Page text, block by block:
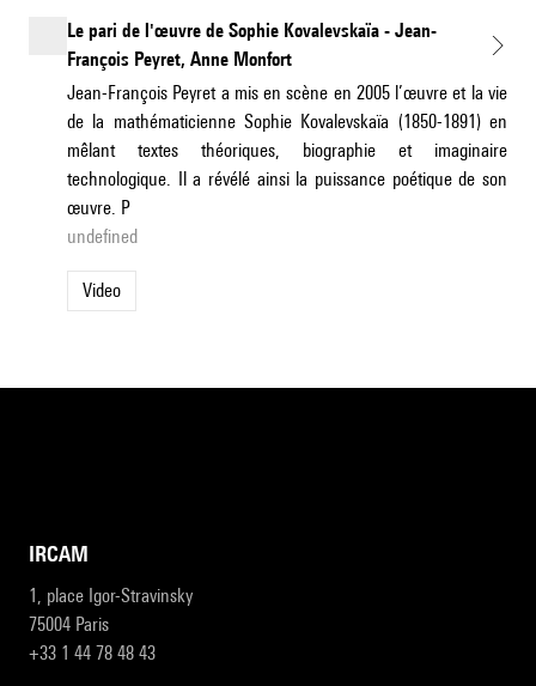
Le pari de l'œuvre de Sophie Kovalevskaïa - Jean-
François Peyret, Anne Monfort
Jean-François Peyret a mis en scène en 2005 l’œuvre et la vie
de la mathématicienne Sophie Kovalevskaïa (1850-1891) en
mêlant textes théoriques, biographie et imaginaire
technologique. Il a révélé ainsi la puissance poétique de son
œuvre. P
undefined
Video
IRCAM
1, place Igor-Stravinsky
75004 Paris
+33 1 44 78 48 43